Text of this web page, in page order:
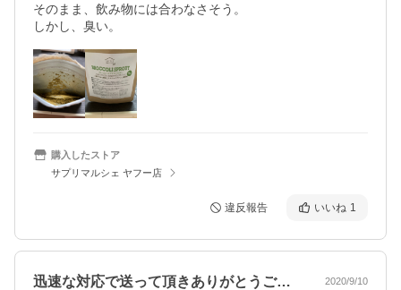
そのまま、飲み物には合わなさそう。
しかし、臭い。
購入したストア
サプリマルシェ ヤフー店
違反報告 いいね 1
迅速な対応で送って頂きありがとうござい… 2020/9/10